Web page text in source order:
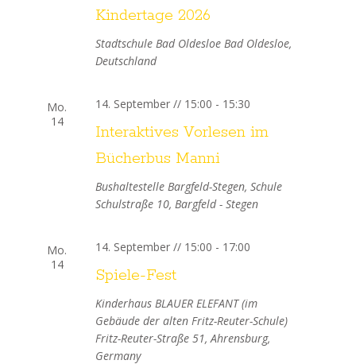
u
A
t
Kindertage 2026
Stadtschule Bad Oldesloe Bad Oldesloe,
Deutschland
Mo.
14
14. September // 15:00 - 15:30
Interaktives Vorlesen im
Bücherbus Manni
Bushaltestelle Bargfeld-Stegen, Schule
Schulstraße 10, Bargfeld - Stegen
Mo.
14
14. September // 15:00 - 17:00
Spiele-Fest
Kinderhaus BLAUER ELEFANT (im
Gebäude der alten Fritz-Reuter-Schule)
Fritz-Reuter-Straße 51, Ahrensburg,
Germany